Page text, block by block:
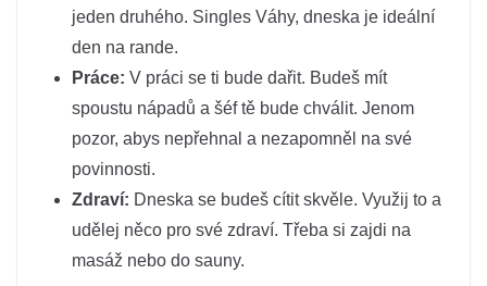
jeden druhého. Singles Váhy, dneska je ideální
den na rande.
Práce: V práci se ti bude dařit. Budeš mít
spoustu nápadů a šéf tě bude chválit. Jenom
pozor, abys nepřehnal a nezapomněl na své
povinnosti.
Zdraví: Dneska se budeš cítit skvěle. Využij to a
udělej něco pro své zdraví. Třeba si zajdi na
masáž nebo do sauny.